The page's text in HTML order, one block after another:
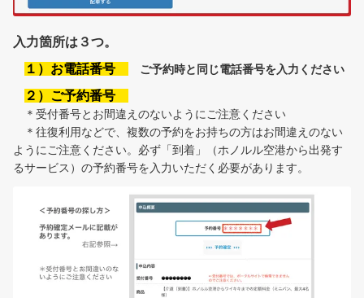
入力箇所は３つ。
１）お電話番号
ご予約時と同じ電話番号を入力ください
２）ご予約番号
＊受付番号とお間違えのないようにご注意ください
＊往復利用などで、複数の予約をお持ちの方はお間違えのない
ようにご注意ください。必ず「到着」（ホノルル空港から出発す
るサービス）の予約番号を入力いただく必要があります。